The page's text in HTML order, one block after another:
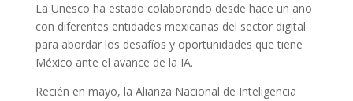
La Unesco ha estado colaborando desde hace un año
con diferentes entidades mexicanas del sector digital
para abordar los desafíos y oportunidades que tiene
México ante el avance de la IA.
Recién en mayo, la Alianza Nacional de Inteligencia